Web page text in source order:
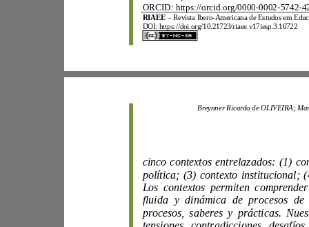
RIAEE – Revista Ibero-A mericana de Estudos em E
DOI: https://d oi.org/10.21723/riaee.v17iesp.3.16722
ORCID: http
s://orcid.org/0000- 0002- 5742-
B reynner Ricardo de OLIVEIRA;
fluida y dinámica de proc